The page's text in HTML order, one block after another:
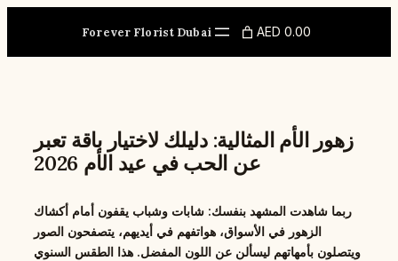
Forever Florist Dubai AED 0.00
زهور الأم المثالية: دليلك لاختيار باقة تعبر
عن الحب في عيد الأم 2026
ربما شاهدت المشهد بنفسك: شابات وشباب يقفون أمام أكشاك
الزهور في الأسواق، هواتفهم في أيديهم، يتصفحون الصور
ويتصلون بأمهاتهم ليسألن عن اللون المفضل. هذا الطقس السنوي